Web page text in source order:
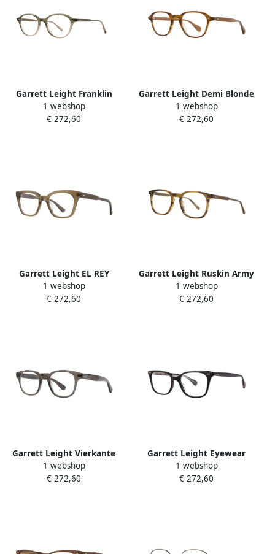
Garrett Leight Franklin
Eyewear Frames in Cyprus
Fade Multicolor Unisex
1 webshop
€ 272,60
Garrett Leight Demi Blonde
Eyewear Frames Gilbert
Brown Unisex
1 webshop
€ 272,60
Garrett Leight EL REY
Eyewear Frames in Olio
Brown Unisex
1 webshop
€ 272,60
Garrett Leight Ruskin Army
Tortoise Eyewear Frames
Brown Unisex
1 webshop
€ 272,60
Garrett Leight Vierkante
acetaat montuur zonnebril
Gray Unisex
1 webshop
€ 272,60
Garrett Leight Eyewear
frames Monarch Black
Unisex
1 webshop
€ 272,60